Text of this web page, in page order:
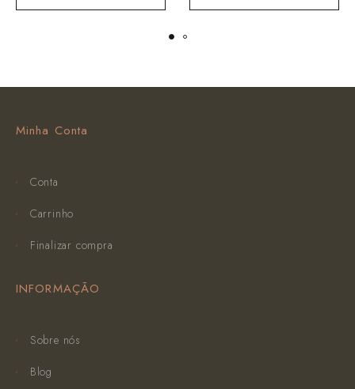
Minha Conta
Conta
Carrinho
Finalizar compra
INFORMAÇÃO
Sobre nós
Blog